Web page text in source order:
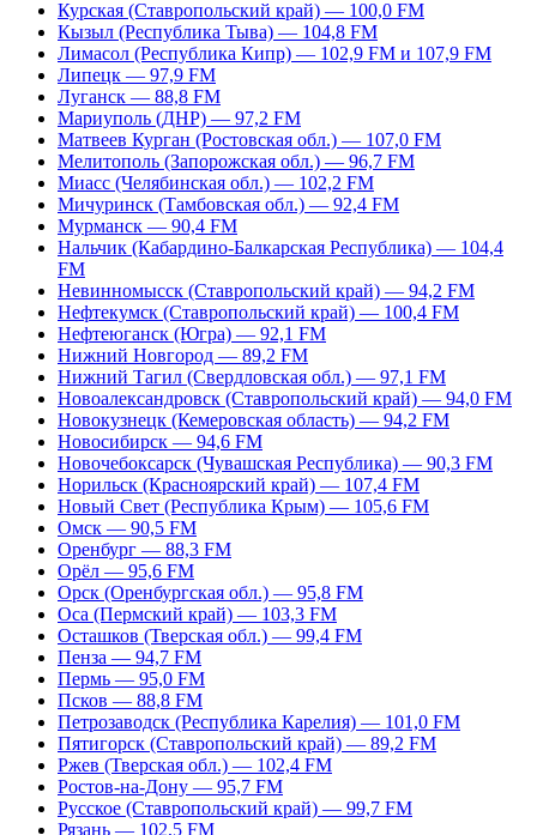
Курская (Ставропольский край) — 100,0 FM
Кызыл (Республика Тыва) — 104,8 FM
Лимасол (Республика Кипр) — 102,9 FM и 107,9 FM
Липецк — 97,9 FM
Луганск — 88,8 FM
Мариуполь (ДНР) — 97,2 FM
Матвеев Курган (Ростовская обл.) — 107,0 FM
Мелитополь (Запорожская обл.) — 96,7 FM
Миасс (Челябинская обл.) — 102,2 FM
Мичуринск (Тамбовская обл.) — 92,4 FM
Мурманск — 90,4 FM
Нальчик (Кабардино-Балкарская Республика) — 104,4
FM
Невинномысск (Ставропольский край) — 94,2 FM
Нефтекумск (Ставропольский край) — 100,4 FM
Нефтеюганск (Югра) — 92,1 FM
Нижний Новгород — 89,2 FM
Нижний Тагил (Свердловская обл.) — 97,1 FM
Новоалександровск (Ставропольский край) — 94,0 FM
Новокузнецк (Кемеровская область) — 94,2 FM
Новосибирск — 94,6 FM
Новочебоксарск (Чувашская Республика) — 90,3 FM
Норильск (Красноярский край) — 107,4 FM
Новый Свет (Республика Крым) — 105,6 FM
Омск — 90,5 FM
Оренбург — 88,3 FM
Орёл — 95,6 FM
Орск (Оренбургская обл.) — 95,8 FM
Оса (Пермский край) — 103,3 FM
Осташков (Тверская обл.) — 99,4 FM
Пенза — 94,7 FM
Пермь — 95,0 FM
Псков — 88,8 FM
Петрозаводск (Республика Карелия) — 101,0 FM
Пятигорск (Ставропольский край) — 89,2 FM
Ржев (Тверская обл.) — 102,4 FM
Ростов-на-Дону — 95,7 FM
Русское (Ставропольский край) — 99,7 FM
Рязань — 102,5 FM